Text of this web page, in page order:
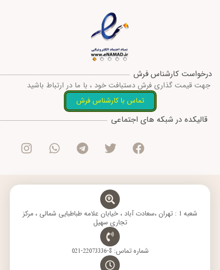
درخواست کارشناس فرش
جهت قیمت گذاری فرش دستبافت خود ، با ما در ارتباط باشید
تماس با کارشناس فرش
قالیکده در شبکه های اجتماعی
F
c
e
o
T
i
t
e
r
T
l
e
r
W
a
t
a
I
s
t
g
m
شعبه 1 : تهران ،سعادت آباد ، خیابان علامه طباطبایی شمالی ، مرکز
تجاری سهیل
شماره تماس: 8-22073336-021